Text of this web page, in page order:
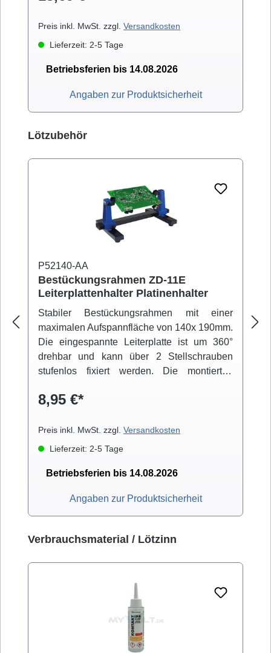
Preis inkl. MwSt. zzgl. Versandkosten
Lieferzeit: 2-5 Tage
Betriebsferien bis 14.08.2026
Angaben zur Produktsicherheit
Produktgalerie überspringen
Lötzubehör
P52140-AA
Bestückungsrahmen ZD-11E
Leiterplattenhalter Platinenhalter
Stabiler Bestückungsrahmen mit einer
maximalen Aufspannfläche von 140x 190mm.
Die eingespannte Leiterplatte ist um 360°
drehbar und kann über 2 Stellschrauben
stufenlos fixiert werden. Die montierten
Stand.
8,95 €*
Preis inkl. MwSt. zzgl. Versandkosten
Lieferzeit: 2-5 Tage
Betriebsferien bis 14.08.2026
Angaben zur Produktsicherheit
Produktgalerie überspringen
Verbrauchsmaterial / Lötzinn